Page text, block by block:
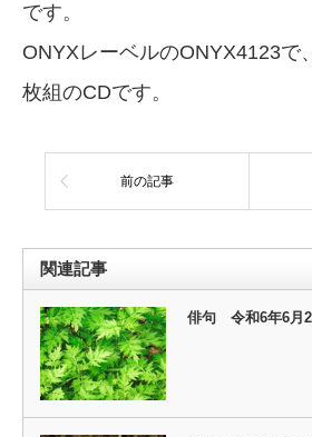
です。
ONYXレーベルのONYX4123で
枚組のCDです。
前の記事
関連記事
俳句 令和6年6月